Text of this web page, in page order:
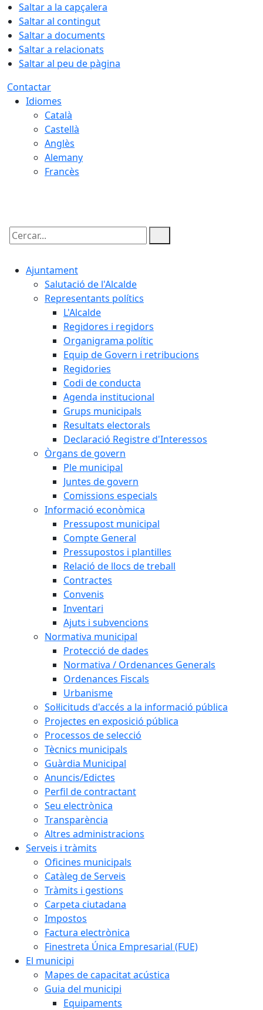
Saltar a la capçalera
Saltar al contingut
Saltar a documents
Saltar a relacionats
Saltar al peu de pàgina
Contactar
Idiomes
Català
Castellà
Anglès
Alemany
Francès
Cercar:
Ajuntament
Salutació de l'Alcalde
Representants polítics
L'Alcalde
Regidores i regidors
Organigrama polític
Equip de Govern i retribucions
Regidories
Codi de conducta
Agenda institucional
Grups municipals
Resultats electorals
Declaració Registre d'Interessos
Òrgans de govern
Ple municipal
Juntes de govern
Comissions especials
Informació econòmica
Pressupost municipal
Compte General
Pressupostos i plantilles
Relació de llocs de treball
Contractes
Convenis
Inventari
Ajuts i subvencions
Normativa municipal
Protecció de dades
Normativa / Ordenances Generals
Ordenances Fiscals
Urbanisme
Sol·licituds d'accés a la informació pública
Projectes en exposició pública
Processos de selecció
Tècnics municipals
Guàrdia Municipal
Anuncis/Edictes
Perfil de contractant
Seu electrònica
Transparència
Altres administracions
Serveis i tràmits
Oficines municipals
Catàleg de Serveis
Tràmits i gestions
Carpeta ciutadana
Impostos
Factura electrònica
Finestreta Única Empresarial (FUE)
El municipi
Mapes de capacitat acústica
Guia del municipi
Equipaments